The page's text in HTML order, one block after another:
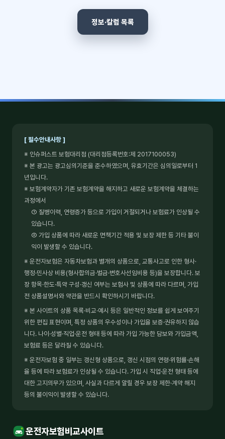
정보·칼럼 목록
[ 필수안내사항 ]
※ 인슈퍼스트 보험대리점 (대리점등록번호:제 2017100053)
※ 본 광고는 광고심의기준을 준수하였으며, 유효기간은 심의일로부터 1
년입니다.
※ 보험계약자가 기존 보험계약을 해지하고 새로운 보험계약을 체결하는
과정에서
① 질병이력, 연령증가 등으로 가입이 거절되거나 보험료가 인상될 수
있습니다.
② 가입 상품에 따라 새로운 면책기간 적용 및 보장 제한 등 기타 불이
익이 발생할 수 있습니다.
※ 운전자보험은 자동차보험과 별개의 상품으로, 교통사고로 인한 형사·
행정·민사상 비용(형사합의금·벌금·변호사선임비용 등)을 보장합니다. 보
장 항목·한도·특약 구성·갱신 여부는 보험사 및 상품에 따라 다르며, 가입
전 상품설명서와 약관을 반드시 확인하시기 바랍니다.
※ 본 사이트의 상품 목록·비교·예시 등은 일반적인 정보를 쉽게 보여주기
위한 편집 표현이며, 특정 상품의 우수성이나 가입을 보증·권유하지 않습
니다. 나이·성별·직업·운전 형태 등에 따라 가입 가능한 담보와 가입금액,
보험료 등은 달라질 수 있습니다.
※ 운전자보험 중 일부는 갱신형 상품으로, 갱신 시점의 연령·위험률·손해
율 등에 따라 보험료가 인상될 수 있습니다. 가입 시 직업·운전 형태 등에
대한 고지의무가 있으며, 사실과 다르게 알릴 경우 보장 제한·계약 해지
등의 불이익이 발생할 수 있습니다.
운전자보험비교사이트